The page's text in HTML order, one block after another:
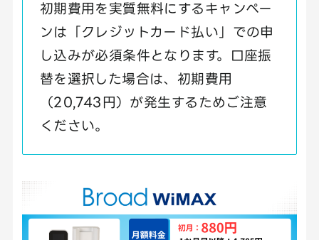
初期費用を実質無料にするキャンペー
ンは「クレジットカード払い」での申
し込みが必須条件となります。口座振
替を選択した場合は、初期費用
（20,743円）が発生するためご注意
ください。